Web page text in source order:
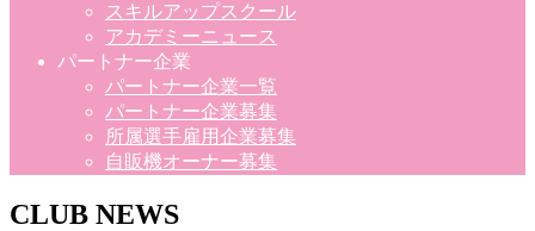
スキルアップスクール
アカデミーニュース
パートナー企業
パートナー企業一覧
パートナー企業募集
所属選手雇用企業募集
自販機オーナー募集
CLUB NEWS